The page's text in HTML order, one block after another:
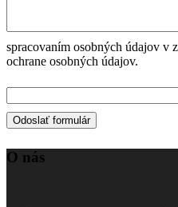
spracovaním osobných údajov v
ochrane osobných údajov.
O nás